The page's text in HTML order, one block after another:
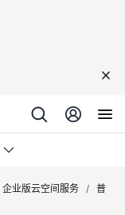
企业版云空间服务 / 普